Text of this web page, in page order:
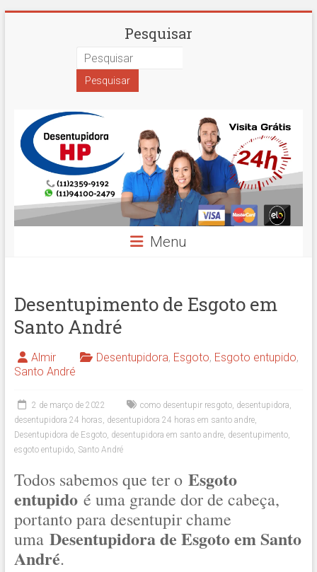
Desentupidora
Paulo
Hidro
Prime
Pesquisar
Menu
Desentupimento de Esgoto em
Santo André
Almir Desentupidora, Esgoto, Esgoto entupido,
Santo André
2 de março de 2022 como desentupir resgoto, desentupidora,
desentupidora 24 horas, desentupidora 24 horas em santo andre,
Desentupidora de Esgoto, desentupidora em santo andre, desentupimento,
esgoto entupido, Santo André
Todos sabemos que ter o Esgoto
entupido é uma grande dor de cabeça,
portanto para desentupir chame
uma Desentupidora de Esgoto em Santo
André.